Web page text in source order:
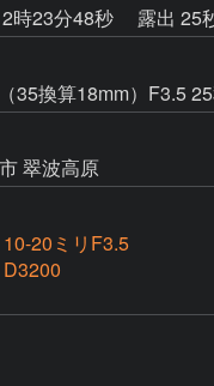
時23分48秒
露出 25
35換算18mm）F3.5
翠波高原
10-20ミリF3.5
D3200